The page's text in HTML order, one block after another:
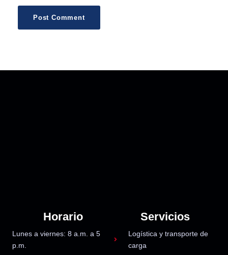
Horario
Lunes a viernes: 8 a.m. a 5
p.m.
Servicios
Logística y transporte de
carga